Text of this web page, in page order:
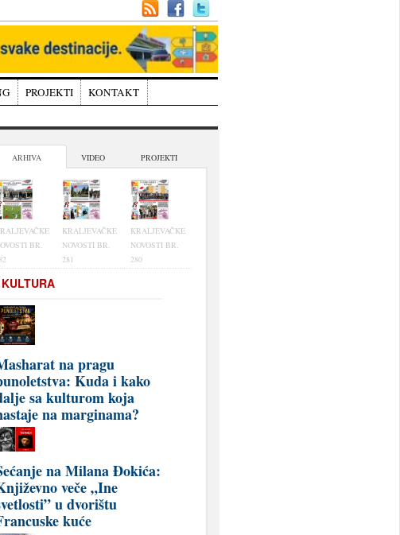
PROJEKTI KONTAKT
ARHIVA VIDEO PROJEKTI
BR.
KRALJEVAČKE
NOVOSTI BR.
281
KRALJEVAČKE
NOVOSTI BR.
280
KULTURA
na pragu
Kuda i kako
sa kulturom koja
na marginama?
na Milana Đokića:
veče „Ine
u dvorištu
kuće